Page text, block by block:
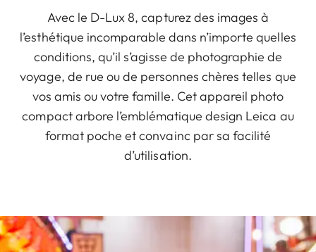
Avec le D-Lux 8, capturez des images à
l’esthétique incomparable dans n’importe quelles
conditions, qu’il s’agisse de photographie de
voyage, de rue ou de personnes chères telles que
vos amis ou votre famille. Cet appareil photo
compact arbore l’emblématique design Leica au
format poche et convainc par sa facilité
d’utilisation.